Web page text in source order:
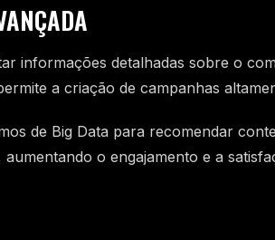
informações detalhadas sobre o
a criação de campanhas
de Big Data para recomendar
o engajamento e a